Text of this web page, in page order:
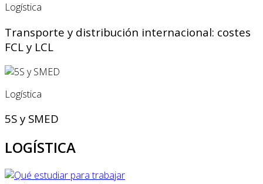
Logística
Transporte y distribución internacional: costes
FCL y LCL
Logística
5S y SMED
LOGÍSTICA